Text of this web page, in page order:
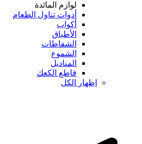
لوازم المائدة
أدوات تناول الطعام
أكواب
الأطباق
الشفاطات
الشموع
المناديل
قاطع الكعك
إظهار الكل